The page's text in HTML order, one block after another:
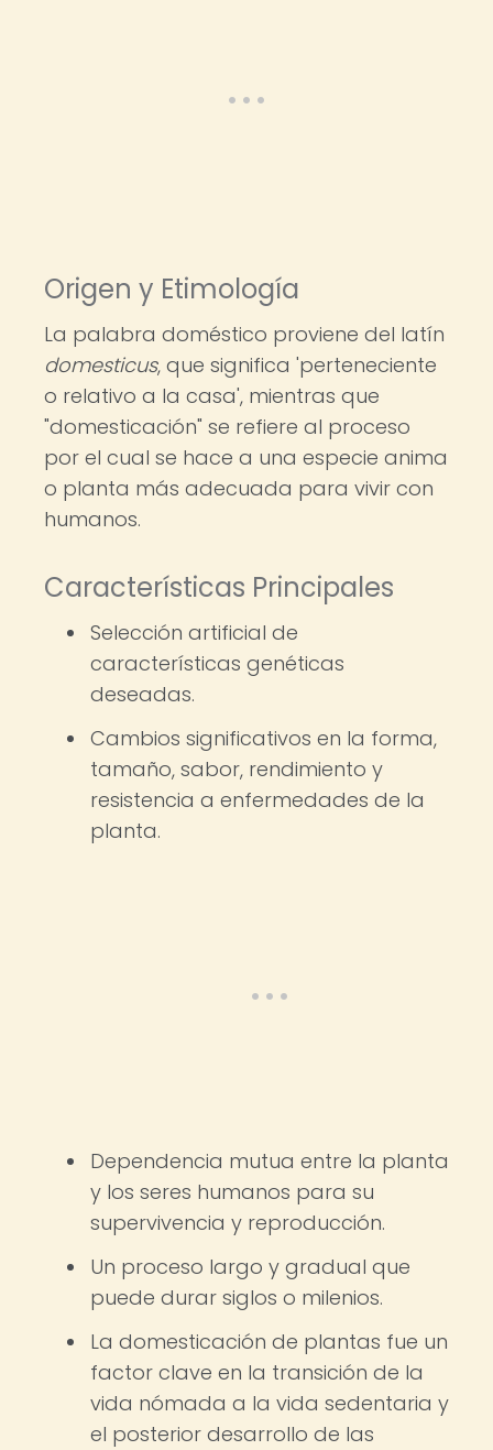
Origen y Etimología
La palabra doméstico proviene del latín
domesticus, que significa 'perteneciente
o relativo a la casa', mientras que
"domesticación" se refiere al proceso
por el cual se hace a una especie anima
o planta más adecuada para vivir con
humanos.
Características Principales
Selección artificial de
características genéticas
deseadas.
Cambios significativos en la forma,
tamaño, sabor, rendimiento y
resistencia a enfermedades de la
planta.
Dependencia mutua entre la planta
y los seres humanos para su
supervivencia y reproducción.
Un proceso largo y gradual que
puede durar siglos o milenios.
La domesticación de plantas fue un
factor clave en la transición de la
vida nómada a la vida sedentaria y
el posterior desarrollo de las